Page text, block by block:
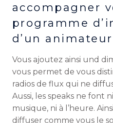
accompagner
programme
d’un
Vous ajoutez ainsi und
vous permet de vous
radios de flux qui ne
Aussi, les speaks ne font
musique, ni à l’heure.
diffuser comme vous le